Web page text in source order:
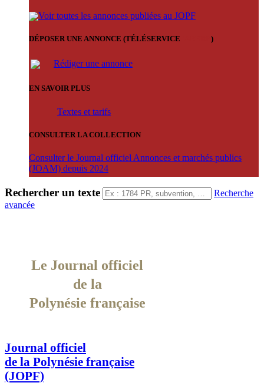
Voir toutes les annonces publiées au JOPF
DÉPOSER UNE ANNONCE (TÉLÉSERVICE )
Rédiger une annonce
EN SAVOIR PLUS
Textes et tarifs
CONSULTER LA COLLECTION
Consulter le Journal officiel Annonces et marchés publics
(JOAM) depuis 2024
Rechercher un texte
Recherche
avancée
Le Journal officiel
de la
Polynésie française
Journal officiel
de la Polynésie française
(JOPF)